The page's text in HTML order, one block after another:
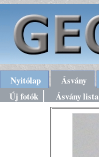
Nyitólap Ásvány
Új fotók
Ásvány lista